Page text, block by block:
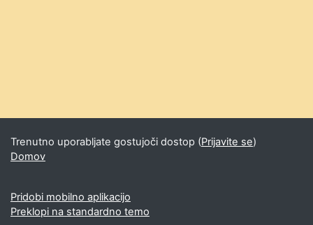
Trenutno uporabljate gostujoči dostop (Prijavite se)
Domov
Pridobi mobilno aplikacijo
Preklopi na standardno temo